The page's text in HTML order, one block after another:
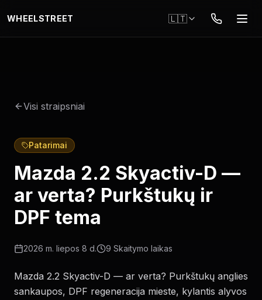
WHEELSTREET 🇱🇹
Visi straipsniai
Patarimai
Mazda 2.2 Skyactiv-D —
ar verta? Purkštukų ir
DPF tema
2026 m. liepos 8 d. 9 Skaitymo laikas
Mazda 2.2 Skyactiv-D — ar verta? Purkštukų anglies
sankaupos, DPF regeneracija mieste, kylantis alyvos